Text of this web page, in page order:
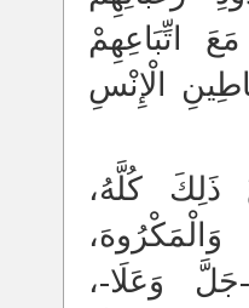
اتِّبَاعِهِمْ
الْإِنْسِ
ذَلِكَ كُلَّهُ،
وَعَلَا-،